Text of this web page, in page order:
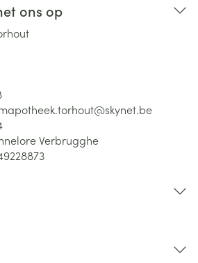
ons op
skynet.be
Verbrugghe